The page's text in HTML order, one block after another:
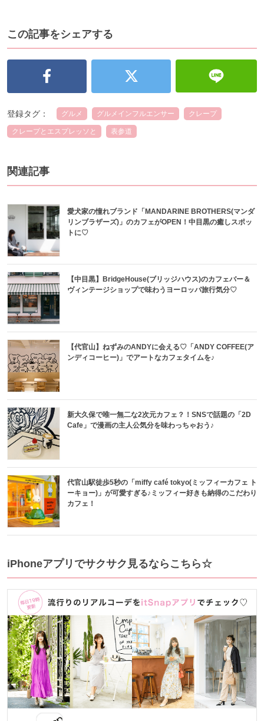
この記事をシェアする
登録タグ： グルメ グルメインフルエンサー クレープ
クレープとエスプレッソと 表参道
関連記事
愛犬家の憧れブランド「MANDARINE BROTHERS(マンダ
リンブラザーズ)」のカフェがOPEN！中目黒の癒しスポッ
トに♡
【中目黒】BridgeHouse(ブリッジハウス)のカフェバー＆
ヴィンテージショップで味わうヨーロッパ旅行気分♡
【代官山】ねずみのANDYに会える♡「ANDY COFFEE(ア
ンディコーヒー)」でアートなカフェタイムを♪
新大久保で唯一無二な2次元カフェ？！SNSで話題の「2D
Cafe」で漫画の主人公気分を味わっちゃおう♪
代官山駅徒歩5秒の「miffy café tokyo(ミッフィーカフェ ト
ーキョー)」が可愛すぎる♪ミッフィー好きも納得のこだわり
カフェ！
iPhoneアプリでサクサク見るならこちら☆